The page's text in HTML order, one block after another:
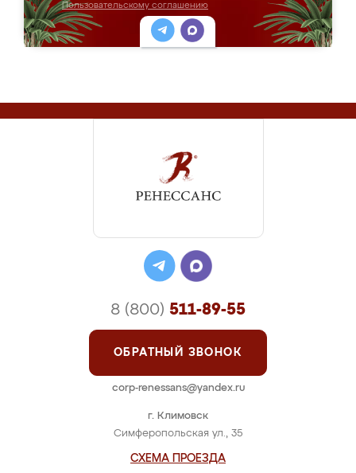
Пользовательскому соглашению
г. Климовск
Симферопольская ул., 35
СХЕМА ПРОЕЗДА
8 (800) 511-89-55
ОБРАТНЫЙ ЗВОНОК
corp-renessans@yandex.ru